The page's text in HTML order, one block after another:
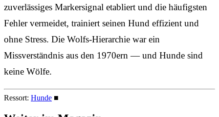
zuverlässiges Markersignal etabliert und die häufigsten
Fehler vermeidet, trainiert seinen Hund effizient und
ohne Stress. Die Wolfs-Hierarchie war ein
Missverständnis aus den 1970ern — und Hunde sind
keine Wölfe.
Ressort: Hunde ■